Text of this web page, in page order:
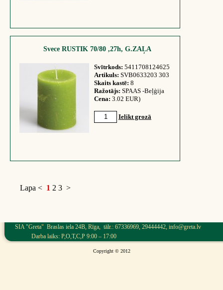
Svece RUSTIK 70/80 ,27h, G.ZAĻA
Svītrkods: 5411708124625
Artikuls: SVB0633203 303
Skaits kastē: 8
Ražotājs: SPAAS -Beļģija
Cena: 3.02 EUR)
Ielikt grozā
Lapa < 1 2 3 >
SIA "Greta" Braslas iela 24B, Rīga, tālr.: 67336969, 29444442, info@greta.lv
Darba laiks: P,O,T,C,P 9:00 – 17:00
Copyright © 2012